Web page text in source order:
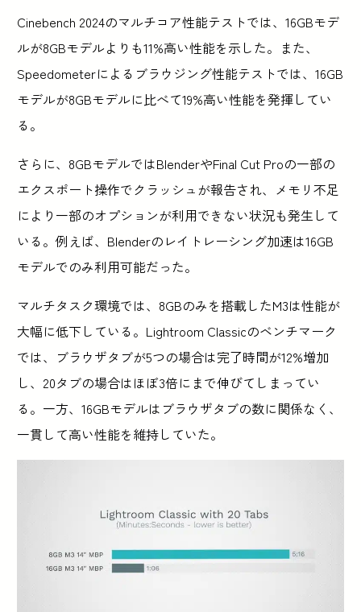
Cinebench 2024のマルチコア性能テストでは、16GBモデ
ルが8GBモデルよりも11%高い性能を示した。また、
Speedometerによるブラウジング性能テストでは、16GB
モデルが8GBモデルに比べて19%高い性能を発揮してい
る。
さらに、8GBモデルではBlenderやFinal Cut Proの一部の
エクスポート操作でクラッシュが報告され、メモリ不足
により一部のオプションが利用できない状況も発生して
いる。例えば、Blenderのレイトレーシング加速は16GB
モデルでのみ利用可能だった。
マルチタスク環境では、8GBのみを搭載したM3は性能が
大幅に低下している。Lightroom Classicのベンチマーク
では、ブラウザタブが5つの場合は完了時間が12%増加
し、20タブの場合はほぼ3倍にまで伸びてしまってい
る。一方、16GBモデルはブラウザタブの数に関係なく、
一貫して高い性能を維持していた。